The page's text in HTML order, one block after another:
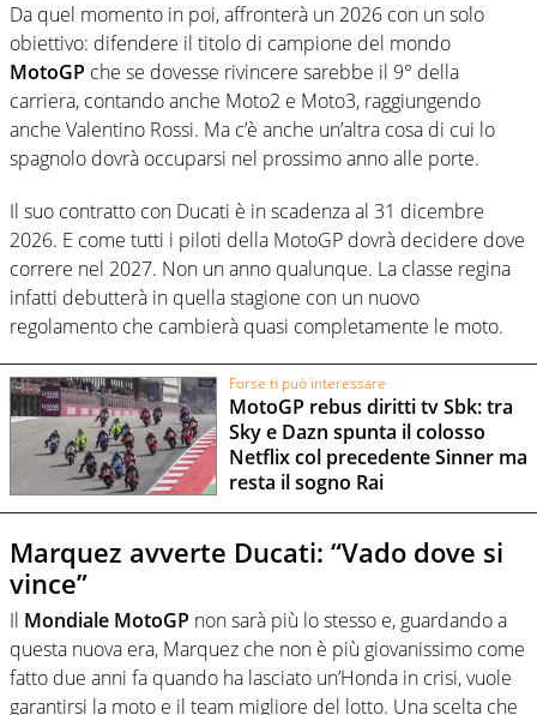
Da quel momento in poi, affronterà un 2026 con un solo
obiettivo: difendere il titolo di campione del mondo
MotoGP che se dovesse rivincere sarebbe il 9° della
carriera, contando anche Moto2 e Moto3, raggiungendo
anche Valentino Rossi. Ma c’è anche un’altra cosa di cui lo
spagnolo dovrà occuparsi nel prossimo anno alle porte.
Il suo contratto con Ducati è in scadenza al 31 dicembre
2026. E come tutti i piloti della MotoGP dovrà decidere dove
correre nel 2027. Non un anno qualunque. La classe regina
infatti debutterà in quella stagione con un nuovo
regolamento che cambierà quasi completamente le moto.
Forse ti può interessare
MotoGP rebus diritti tv Sbk: tra
Sky e Dazn spunta il colosso
Netflix col precedente Sinner ma
resta il sogno Rai
Marquez avverte Ducati: “Vado dove si
vince”
Il Mondiale MotoGP non sarà più lo stesso e, guardando a
questa nuova era, Marquez che non è più giovanissimo come
fatto due anni fa quando ha lasciato un’Honda in crisi, vuole
garantirsi la moto e il team migliore del lotto. Una scelta che